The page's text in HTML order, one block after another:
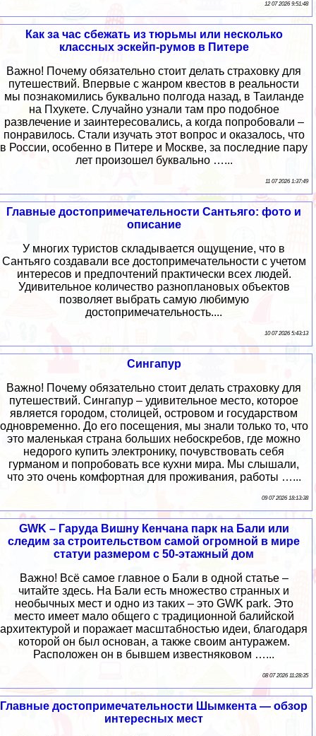
12 07 2026 9:51:48
Как за час сбежать из тюрьмы или несколько
классных эскейп-румов в Питере
Важно! Почему обязательно стоит делать страховку для
путешествий. Впервые с жанром квестов в реальности
мы познакомились буквально полгода назад, в Таиланде
на Пхукете. Случайно узнали там про подобное
развлечение и заинтересовались, а когда попробовали –
понравилось. Стали изучать этот вопрос и оказалось, что
в России, особенно в Питере и Москве, за последние пару
лет произошел буквально …...
11 07 2026 1:37:49
Главные достопримечательности Сантьяго: фото и
описание
У многих туристов складывается ощущение, что в
Сантьяго создавали все достопримечательности с учетом
интересов и предпочтений практически всех людей.
Удивительное количество разноплановых объектов
позволяет выбрать самую любимую
достопримечательность....
10 07 2026 5:43:13
Сингапур
Важно! Почему обязательно стоит делать страховку для
путешествий. Сингапур – удивительное место, которое
является городом, столицей, островом и государством
одновременно. До его посещения, мы знали только то, что
это маленькая страна больших небоскребов, где можно
недорого купить электронику, почувствовать себя
гурманом и попробовать все кухни мира. Мы слышали,
что это очень комфортная для проживания, работы …...
09 07 2026 18:13:38
GWK – Гаруда Вишну Кенчана парк на Бали или
следим за строительством самой огромной в мире
статуи размером с 50-этажный дом
Важно! Всё самое главное о Бали в одной статье –
читайте здесь. На Бали есть множество странных и
необычных мест и одно из таких – это GWK park. Это
место имеет мало общего с традиционной балийской
архитектурой и поражает масштабностью идеи, благодаря
которой он был основан, а также своим антуражем.
Расположен он в бывшем известняковом …...
08 07 2026 11:28:35
Главные достопримечательности Шымкента — обзор
интересных мест